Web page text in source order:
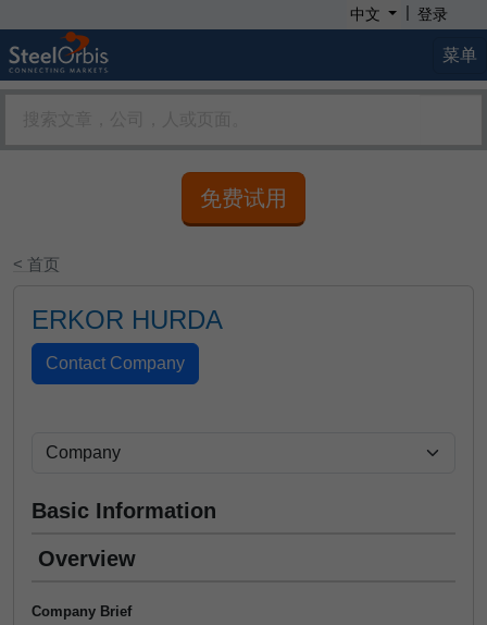
中文 | 登录
菜单
免费试用
< 首页
ERKOR HURDA
Basic Information
Overview
Company Brief